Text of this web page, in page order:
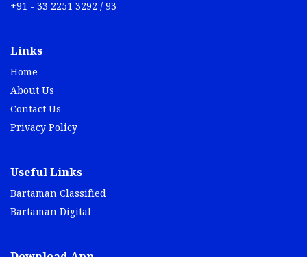
+91 - 33 2251 3292 / 93
Links
Home
About Us
Contact Us
Privacy Policy
Useful Links
Bartaman Classified
Bartaman Digital